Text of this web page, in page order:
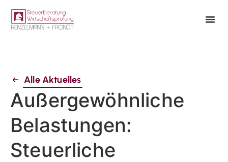
Alle Aktuelles
Außergewöhnliche
Belastungen:
Steuerliche